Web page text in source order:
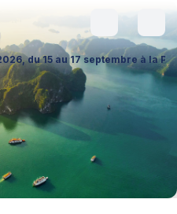
17 septembre à la Porte de